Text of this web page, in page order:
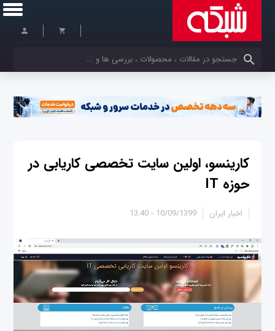
کلمات کلیدی خود را وارد کنید
کارینسو، اولین سایت تخصصی کاریابی در
حوزه IT
10/09/1399 - 13:40 اخبار ایران